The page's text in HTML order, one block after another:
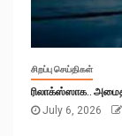
சிறப்பு செய்திகள்
ரிலாக்ஸ்ஸாக..
July 6, 2026